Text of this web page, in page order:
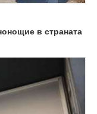
в страната